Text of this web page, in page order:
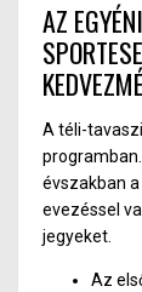
AZ
A téli-
évszakban
evezéssel
jegyeket.
Az